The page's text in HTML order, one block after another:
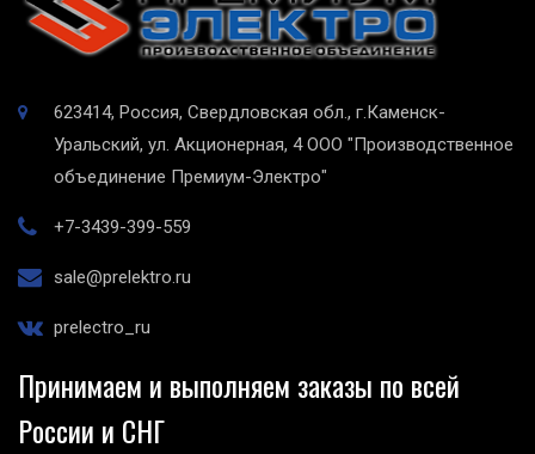
623414, Россия, Свердловская обл., г.Каменск-
Уральский, ул. Акционерная, 4 ООО "Производственное
объединение Премиум-Электро"
+7-3439-399-559
sale@prelektro.ru
prelectro_ru
Принимаем и выполняем заказы по всей
России и СНГ